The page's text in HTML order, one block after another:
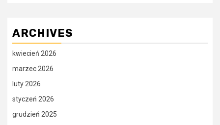
ARCHIVES
kwiecień 2026
marzec 2026
luty 2026
styczeń 2026
grudzień 2025